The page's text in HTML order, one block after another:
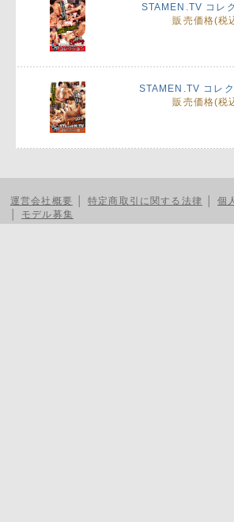
STAMEN.TV コレ
販売価格(税
STAMEN.TV コレ
販売価格(税
運営会社概要 特定商取引に関する法律 個
モデル募集